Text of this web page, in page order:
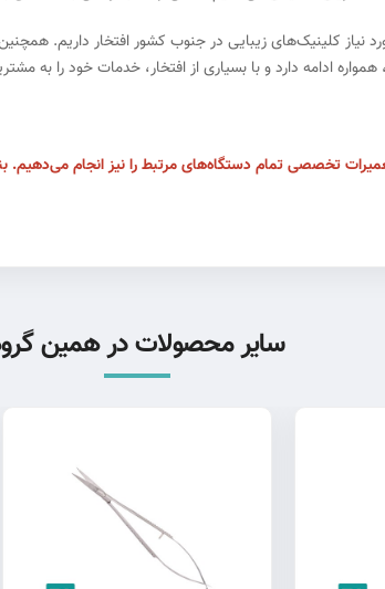
بیش از ۹۵ درصد از تجهیزات مورد نیاز کلینیک‌های زیبایی در جنوب کشور
ادامه دارد و با بسیاری از افتخار، خدمات خود را به
تخصصی تمام دستگاه‌های مرتبط را نیز انجام می‌دهیم.
سایر محصولات در همین